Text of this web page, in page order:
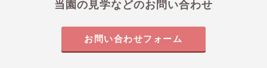
当園の見学などのお問い合わせ
お問い合わせフォーム